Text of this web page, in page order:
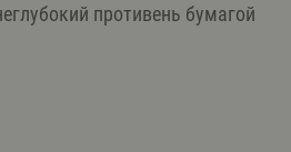
противень бумагой